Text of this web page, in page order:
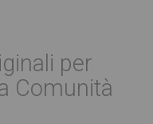
per
Comunità